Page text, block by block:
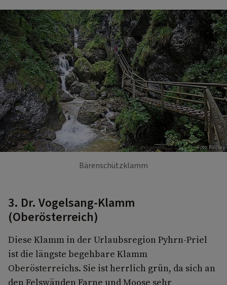
Foto: Pixabay
Bärenschützklamm
3. Dr. Vogelsang-Klamm
(Oberösterreich)
Diese Klamm in der Urlaubsregion Pyhrn-Priel
ist die längste begehbare Klamm
Oberösterreichs. Sie ist herrlich grün, da sich an
den Felswänden Farne und Moose sehr